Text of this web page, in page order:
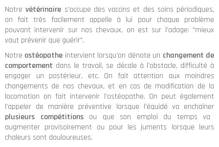
Notrevétérinaire s'occupe des vaccins et des soins périodiques,
on fait très facilement appelle à lui pour chaque problème
pouvant intervenir sur nos chevaux, on est sur l'adage: "mieux
vaut prévenir que guérir".
Notre ostéopathe intervient lorsqu'on dénote un changement de
comportement dans le travail, se décale à l'obstacle, difficulté à
engager un postérieur, etc. On fait attention aux moindres
changements de nos chevaux, et en cas de modification de la
locomotion on fait intervenir l'ostéopathe. On peut également
l'appeler de manière préventive lorsque l'équidé va enchaîner
plusieurs compétitionsou que son emploi du temps va
augmenter provisoirement ou pour les juments lorsque leurs
chaleurs sont douloureuses.